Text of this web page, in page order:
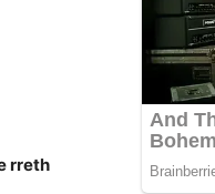
rreth